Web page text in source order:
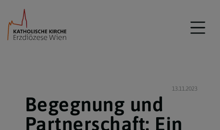
13.11.2023
Begegnung und
Partnerschaft: Ein